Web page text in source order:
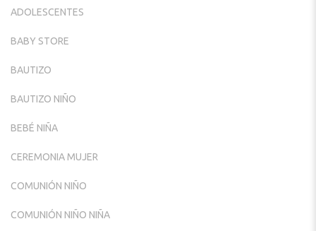
ADOLESCENTES
BABY STORE
BAUTIZO
BAUTIZO NIÑO
BEBÉ NIÑA
CEREMONIA MUJER
COMUNIÓN NIÑO
COMUNIÓN NIÑO NIÑA